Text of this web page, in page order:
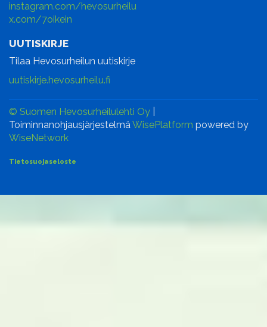
instagram.com/hevosurheilu
x.com/7oikein
UUTISKIRJE
Tilaa Hevosurheilun uutiskirje
uutiskirje.hevosurheilu.fi
© Suomen Hevosurheilulehti Oy
ToiminnanohjausjärjestelmäWisePlatform powered by
WiseNetwork
Tietosuojaseloste